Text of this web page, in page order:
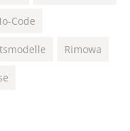
Code
Rimowa